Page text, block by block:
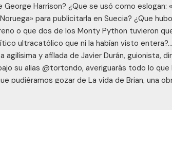
George Harrison? ¿Que se usó como
para publicitarla en Suecia? ¿Que
o que dos de los Monty Python tuvieron
ultracatólico que ni la habían visto
agilísima y afilada de Javier Durán, guionista,
su alias @tortondo, averiguarás todo lo
pudiéramos gozar de La vida de Brian, una
mil veces y que, siempre, te hará mirar el lado